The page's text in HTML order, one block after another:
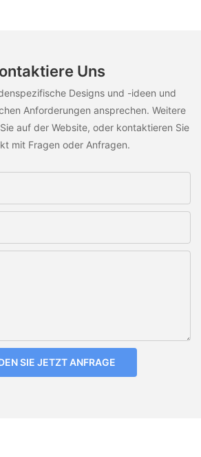
Uns
Designs und -ideen und
Anforderungen ansprechen. Weitere
auf der Website, oder kontaktieren Sie
mit Fragen oder Anfragen.
SIE JETZT ANFRAGE